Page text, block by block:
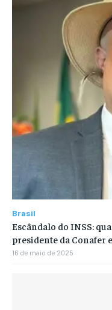
Brasil
Escândalo do INSS:
presidente da Conafer
16 de maio de 2025